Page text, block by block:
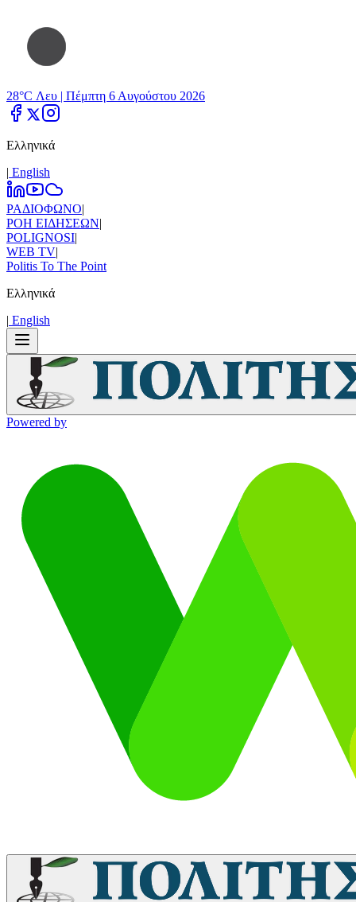
28°C Λευ | Πέμπτη 6 Αυγούστου 2026
Ελληνικά
| Εnglish
ΡΑΔΙΟΦΩΝΟ|
ΡΟΗ ΕΙΔΗΣΕΩΝ|
POLIGNOSI|
WEB TV|
Politis To The Point
Ελληνικά
| Εnglish
Powered by